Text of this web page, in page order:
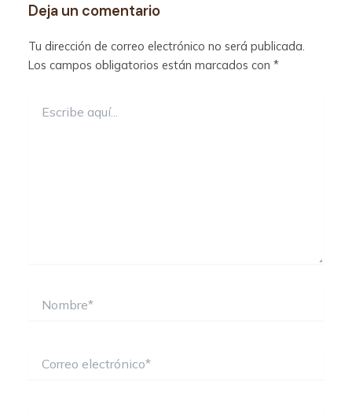
Deja un comentario
Tu dirección de correo electrónico no será publicada.
Los campos obligatorios están marcados con*
aquí...
electrónico*